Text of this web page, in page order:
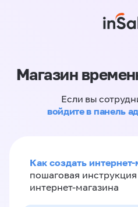
Магазин
Если вы
войдите в панель
Как создать
пошаговая
интернет-магазина